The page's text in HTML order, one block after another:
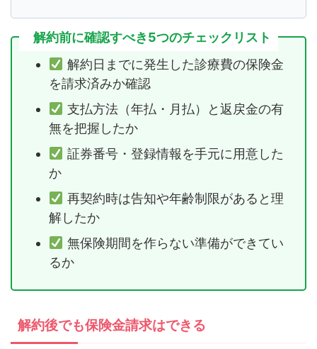
解約前に確認すべき5つのチェックリスト
解約日までに発生した診療費の保険金
を請求済みか確認
支払方法（年払・月払）と返戻金の有
無を把握したか
証券番号・登録情報を手元に用意した
か
再契約時は告知や年齢制限があると理
解したか
無保険期間を作らない準備ができてい
るか
解約後でも保険金請求はできる